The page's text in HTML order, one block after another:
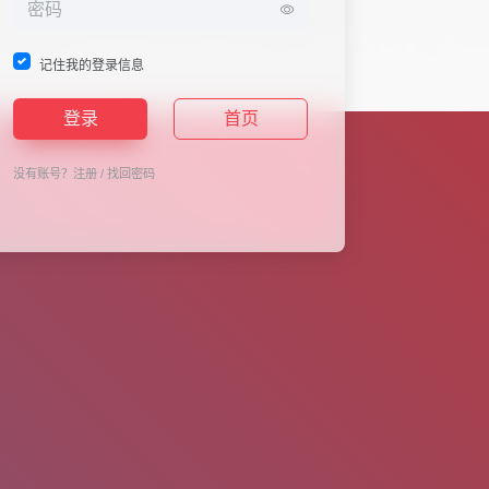
记住我的登录信息
登录 首页
没有账号？ 注册 / 找回密码